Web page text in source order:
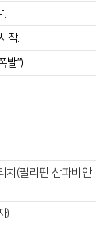
.
작.
발”).
치(필리핀 산파비안
)